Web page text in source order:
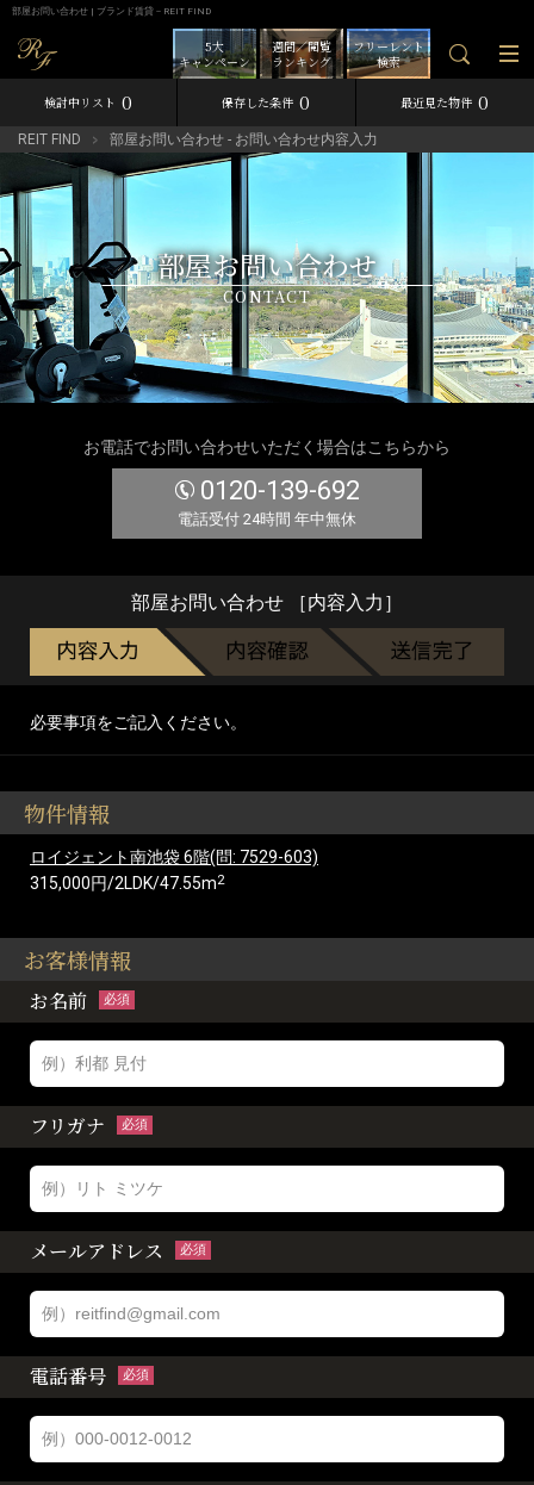
部屋お問い合わせ | ブランド賃貸－REIT FIND
フリーレント
検索
週間／閲覧
ランキング
5大
キャンペーン
検討中リスト 0 保存した条件 0 最近見た物件 0
REIT FIND 部屋お問い合わせ - お問い合わせ内容入力
部屋お問い合わせ
CONTACT
お電話でお問い合わせいただく場合はこちらから
0120-139-692
電話受付 24時間 年中無休
部屋お問い合わせ ［内容入力］
必要事項をご記入ください。
物件情報
ロイジェント南池袋 6階(問: 7529-603)
315,000円/2LDK/47.55m2
お客様情報
お名前 必須
フリガナ 必須
メールアドレス 必須
電話番号 必須